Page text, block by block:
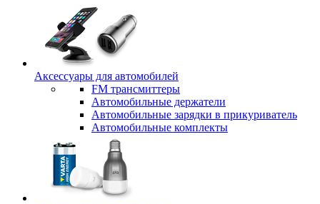
Аксессуары для автомобилей
FM трансмиттеры
Автомобильные держатели
Автомобильные зарядки в прикуриватель
Автомобильные комплекты